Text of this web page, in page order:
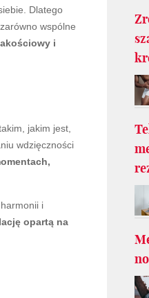
Dlatego
wspólne
i
jakim jest,
wdzięczności
i
opartą na